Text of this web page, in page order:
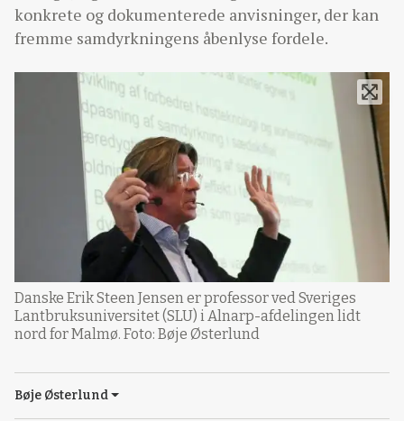
konkrete og dokumenterede anvisninger, der kan
fremme samdyrkningens åbenlyse fordele.
Danske Erik Steen Jensen er professor ved Sveriges
Lantbruksuniversitet (SLU) i Alnarp-afdelingen lidt
nord for Malmø. Foto: Bøje Østerlund
Bøje Østerlund